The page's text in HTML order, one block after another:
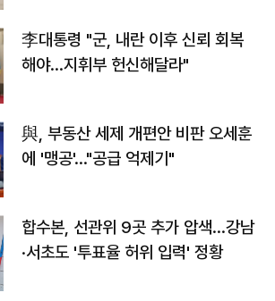
李대통령 "군, 내란 이후 신뢰 회복
해야…지휘부 헌신해달라"
與, 부동산 세제 개편안 비판 오세훈
에 '맹공'…"공급 억제기"
합수본, 선관위 9곳 추가 압색…강남
·서초도 '투표율 허위 입력' 정황